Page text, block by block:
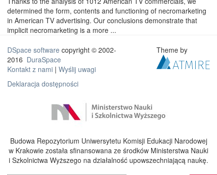
determined the form, contents and functioning of necromarketing
in American TV advertising. Our conclusions demonstrate that
implicit necromarketing is a more ...
DSpace software copyright © 2002-
2016 DuraSpace
Kontakt z nami | Wyślij uwagi
Deklaracja dostępności
Theme by
Budowa Repozytorium Uniwersytetu Komisji Edukacji Narodowej
w Krakowie została sfinansowana ze środków Ministerstwa Nauki
i Szkolnictwa Wyższego na działalność upowszechniającą naukę.